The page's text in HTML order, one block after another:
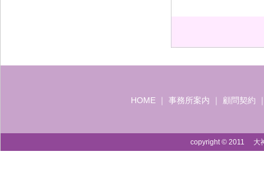
HOME 事務所案内 顧問契約
copyright © 2011 大